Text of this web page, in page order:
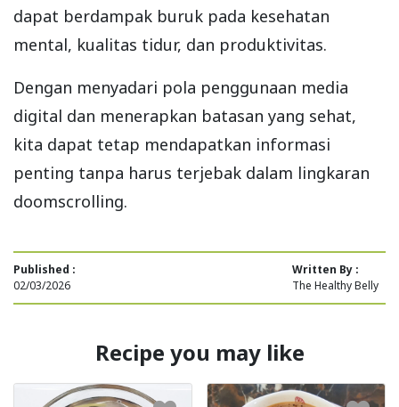
dapat berdampak buruk pada kesehatan
mental, kualitas tidur, dan produktivitas.
Dengan menyadari pola penggunaan media
digital dan menerapkan batasan yang sehat,
kita dapat tetap mendapatkan informasi
penting tanpa harus terjebak dalam lingkaran
doomscrolling.
Published :
02/03/2026
Written By :
The Healthy Belly
Recipe you may like